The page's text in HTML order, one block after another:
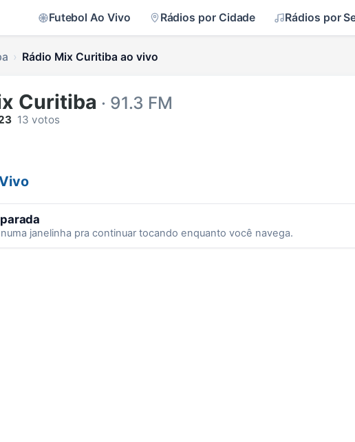
Futebol Ao Vivo Rádios por Cidade Rádios por
Rádio Mix Curitiba ao vivo
Curitiba · 91.3 FM
13 votos
janelinha pra continuar tocando enquanto você navega.